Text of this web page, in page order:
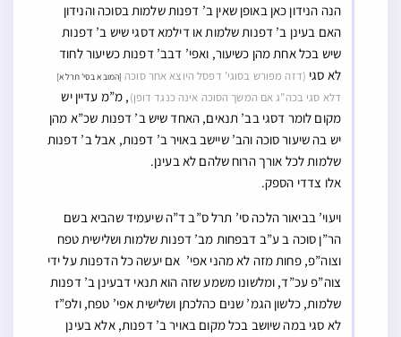
הנה הנידון כאן באופן שאין ב’ דפנות שלמות בסוכה והנידון
האם בעינן ב’ דפנות שלמות או דילמא דסגי שיש ב’ דפנות
שיש בכל אחת מהן כשיעור, ואפי’ דבב’ דפנות כשיעור לחוד
לא סגי (דזה מפורש בסוגי’ דפסל היוצא אחר סוכה [המובא בסי’ תרלא]
דלא סגי בכה”ג אם המשך הסוכה אינה כנגד דופן), מ”מ עדיין יש
מקום לומר דסגי בב’ תנאים, האחד שיש ב’ דפנות שכ”א מהן
יש בה שיעור סוכה והב’ שיישב באויר ב’ דפנות, אבל ב’ דפנות
שלמות לכל אורך הרוח שלהם לא בעינן.
אלו צדדי הספק.
ויעוי’ בביאור הלכה סי’ תרל ס”ב ד”ה שיעמיד שהביא בשם
הר”ן סוכה ב ע”ב דבפחות מב’ דפנות שלמות ושלישית טפח
וצוה”פ, פחות מזה לא מהני אפי’ אם יעשה כל הדפנות על ידי
צוה”פ עכ”ד, ומלשונו משמע שזה הוא תנאי דבעינן ב’ דפנות
שלמות, כלשון הגמ’ שנים כהלכתן ושלישית אפי’ טפח, ולפ”ז
לא סגי במה שיושב בכל מקום באויר ב’ דפנות, אלא בעינן